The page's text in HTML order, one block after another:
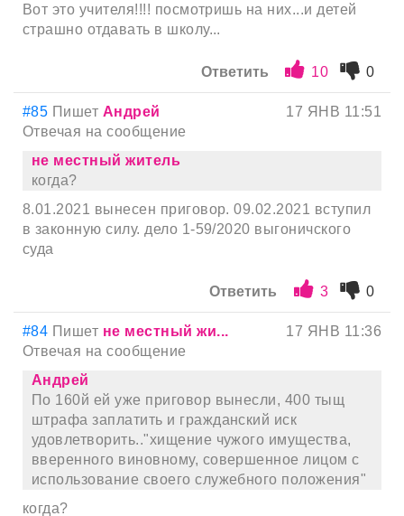
Вот это учителя!!!! посмотришь на них...и детей
страшно отдавать в школу...
Ответить 10 0
#85 Пишет Андрей
17 ЯНВ 11:51
Отвечая на сообщение
не местный житель
когда?
8.01.2021 вынесен приговор. 09.02.2021 вступил
в законную силу. дело 1-59/2020 выгоничского
суда
Ответить 3 0
#84 Пишет не местный жи...
17 ЯНВ 11:36
Отвечая на сообщение
Андрей
По 160й ей уже приговор вынесли, 400 тыщ
штрафа заплатить и гражданский иск
удовлетворить.."хищение чужого имущества,
вверенного виновному, совершенное лицом с
использование своего служебного положения"
когда?